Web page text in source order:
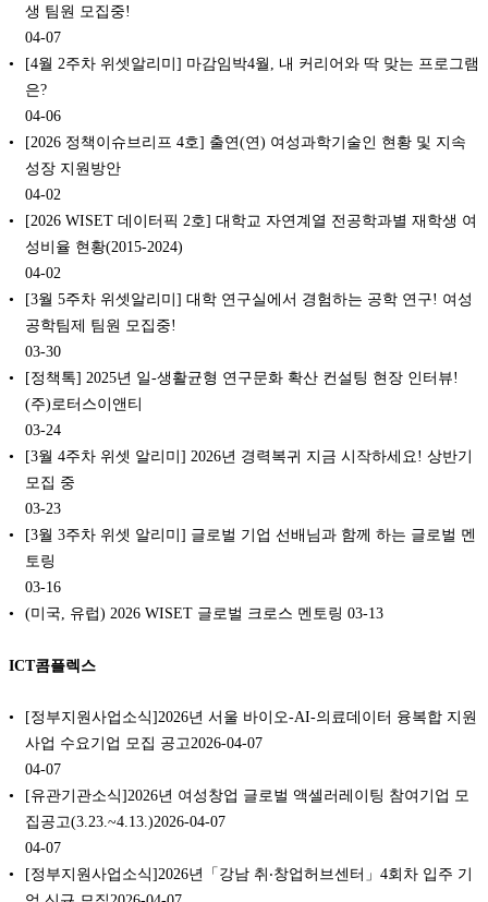
생 팀원 모집중!
04-07
[4월 2주차 위셋알리미] 마감임박4월, 내 커리어와 딱 맞는 프로그램
은?
04-06
[2026 정책이슈브리프 4호] 출연(연) 여성과학기술인 현황 및 지속
성장 지원방안
04-02
[2026 WISET 데이터픽 2호] 대학교 자연계열 전공학과별 재학생 여
성비율 현황(2015-2024)
04-02
[3월 5주차 위셋알리미] 대학 연구실에서 경험하는 공학 연구!‍ 여성
공학팀제 팀원 모집중!
03-30
[정책톡] 2025년 일-생활균형 연구문화 확산 컨설팅 현장 인터뷰!
(주)로터스이앤티
03-24
[3월 4주차 위셋 알리미] 2026년 경력복귀 지금 시작하세요! 상반기
모집 중
03-23
[3월 3주차 위셋 알리미] 글로벌 기업 선배님과 함께 하는 글로벌 멘
토링
03-16
(미국, 유럽) 2026 WISET 글로벌 크로스 멘토링 03-13
ICT콤플렉스
[정부지원사업소식]2026년 서울 바이오-AI-의료데이터 융복합 지원
사업 수요기업 모집 공고2026-04-07
04-07
[유관기관소식]2026년 여성창업 글로벌 액셀러레이팅 참여기업 모
집공고(3.23.~4.13.)2026-04-07
04-07
[정부지원사업소식]2026년「강남 취‧창업허브센터」4회차 입주 기